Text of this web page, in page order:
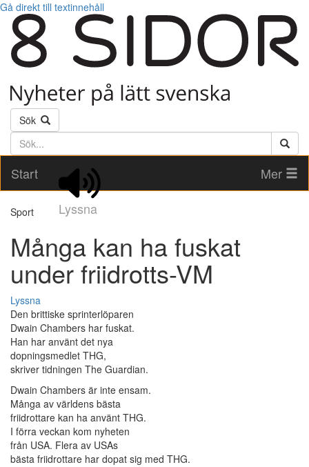
Gå direkt till textinnehåll
Sök
Söktext
Start
Lyssna
Mer
Sport
Många kan ha fuskat
under friidrotts-VM
Lyssna
Den brittiske sprinterlöparen
Dwain Chambers har fuskat.
Han har använt det nya
dopningsmedlet THG,
skriver tidningen The Guardian.
Dwain Chambers är inte ensam.
Många av världens bästa
friidrottare kan ha använt THG.
I förra veckan kom nyheten
från USA. Flera av USAs
bästa friidrottare har dopat sig med THG.